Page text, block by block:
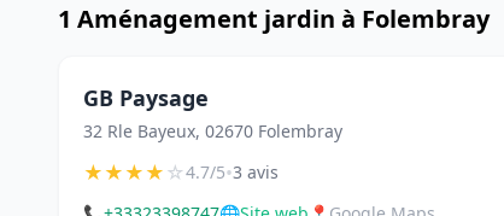
1 Aménagement jardin à Folembray
GB Paysage
32 Rle Bayeux, 02670 Folembray
★★★★☆4.7/5•3 avis